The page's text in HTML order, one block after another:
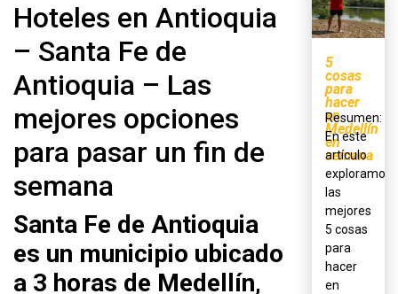
Hoteles en Antioquia
– Santa Fe de
Antioquia – Las
mejores opciones
para pasar un fin de
semana
Santa Fe de Antioquia
es un municipio ubicado
a 3 horas de Medellín,
5
cosas
para
hacer
en
Medellín
en
semana
Resumen:
En este
artículo
exploramos
las
mejores
5 cosas
para
hacer
en